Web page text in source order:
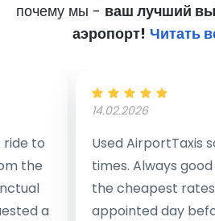
почему мы - ваш лучший
аэропорт! Читать
to
the
a
14.02.2026
Used AirportTaxis
times. Always
the cheapest
appointed day